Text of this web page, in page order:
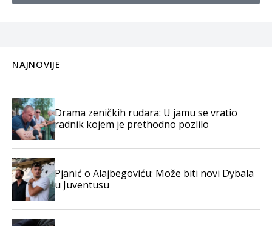
NAJNOVIJE
Drama zeničkih rudara: U jamu se vratio
radnik kojem je prethodno pozlilo
Pjanić o Alajbegoviću: Može biti novi Dybala
u Juventusu